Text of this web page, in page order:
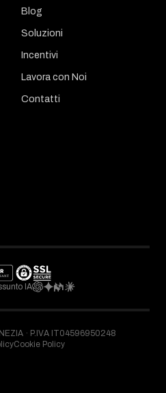
Blog
Soluzioni
Incentivi
Lavora con Noi
Contatti
IA
· P.IVA IT04596950248
Cookie Policy